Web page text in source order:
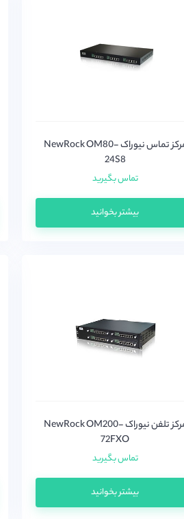
مرکز تماس نیوراک NewRock OM80-
24S8
تماس بگیرید
بیشتر بخوانید
مرکز تلفن نیوراک NewRock OM200-
72FXO
تماس بگیرید
بیشتر بخوانید